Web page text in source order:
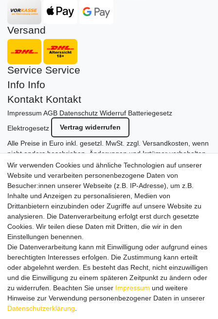
Versand
Service Service
Info Info
Kontakt Kontakt
Impressum AGB Datenschutz Widerruf Batteriegesetz
Elektrogesetz
Vertrag widerrufen
Alle Preise in Euro inkl. gesetzl. MwSt. zzgl. Versandkosten , wenn
nicht anders beschrieben. Änderungen und Irrtümer vorbehalten.
Abbildungen ähnlich.
© 2011 - 2026 eDampf-Shop // Wir lieben E-Zigaretten und
Dampfen | Alle Rechte vorbehalten.
Besuchen Sie auch unserenSURAO Krisenvorsorge Onlineshop
mit vielen spannenden Artikeln.
Bitte entschuldigen Sie, wenn wir telefonisch wegen hoher
betrieblicher Auslastung nicht erreichbar sein sollten.
Schreiben Sie uns gerne eine E-Mail mit Ihrer Telefonnummer
und der Bitte um Rückruf.
Wir rufen Sie schnellstmöglich zurück.
Wir versenden in die folgenden Länder
Wir verwenden Cookies und ähnliche Technologien auf unserer
Website und verarbeiten personenbezogene Daten von
Besucher:innen unserer Webseite (z.B. IP-Adresse), um z.B.
Inhalte und Anzeigen zu personalisieren, Medien von
Drittanbietern einzubinden oder Zugriffe auf unsere Website zu
analysieren. Die Datenverarbeitung erfolgt erst durch gesetzte
Cookies. Wir teilen diese Daten mit Dritten, die wir in den
Einstellungen benennen.
Die Datenverarbeitung kann mit Einwilligung oder aufgrund eines
berechtigten Interesses erfolgen. Die Zustimmung kann erteilt
oder abgelehnt werden. Es besteht das Recht, nicht einzuwilligen
und die Einwilligung zu einem späteren Zeitpunkt zu ändern oder
zu widerrufen. Beachten Sie unser Impressum und weitere
Hinweise zur Verwendung personenbezogener Daten in unserer
Daten­schutz­erklärung